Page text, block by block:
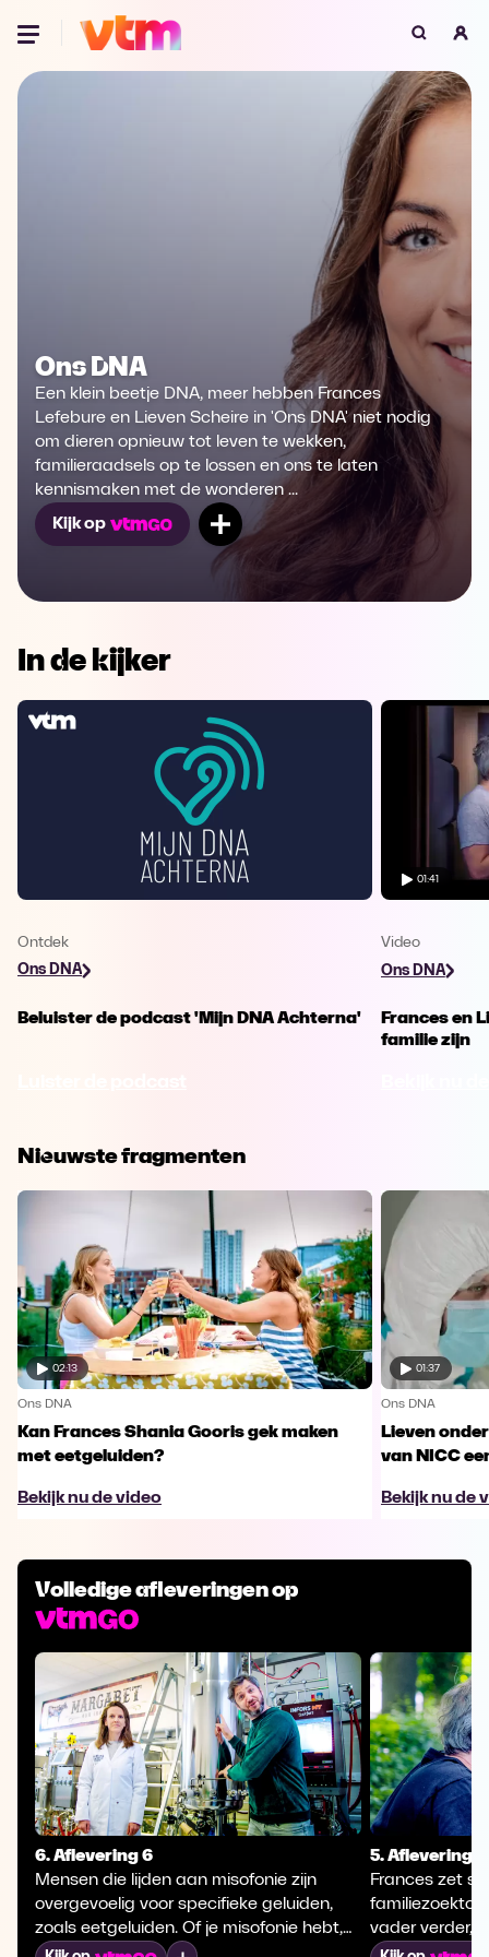
Voor je onze programma's gaat ontdekken,
best je browser updaten of hieronder één
van de ondersteunde browsers
Download
Download
Download
Microsoft Edge Download
Opera Download
Ons DNA
Een klein beetje DNA, meer hebben Frances
Lefebure en Lieven Scheire in 'Ons DNA' niet nodig
om dieren opnieuw tot leven te wekken,
familieraadsels op te lossen en ons te laten
kennismaken met de wonderen ...
Kijk op
Mijn lijst
In de kijker
Ontdek
Ons DNA
Beluister de podcast 'Mijn DNA Achterna'
01:41
Video
Ons DNA
Frances en
familie zijn
Nieuwste fragmenten
02:13
Ons DNA
Kan Frances Shania Gooris gek maken
met eetgeluiden?
Bekijk nu de video
01:37
Ons DNA
Lieven
van NICC
Bekijk nu de
Volledige afleveringen op
6. Aflevering 6
Mensen die lijden aan misofonie zijn
overgevoelig voor specifieke geluiden,
zoals eetgeluiden. Of je misofonie hebt,
zou te lezen zijn in je DNA. Frances zoekt
5. Aflevering 5
Frances zet
vader verder,
ex-